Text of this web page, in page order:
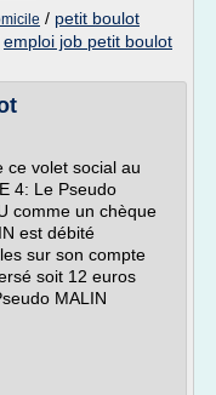
/ petit boulot
emploi job petit boulot
ce volet social au
4: Le Pseudo
comme un chèque
est débité
sur son compte
soit 12 euros
MALIN